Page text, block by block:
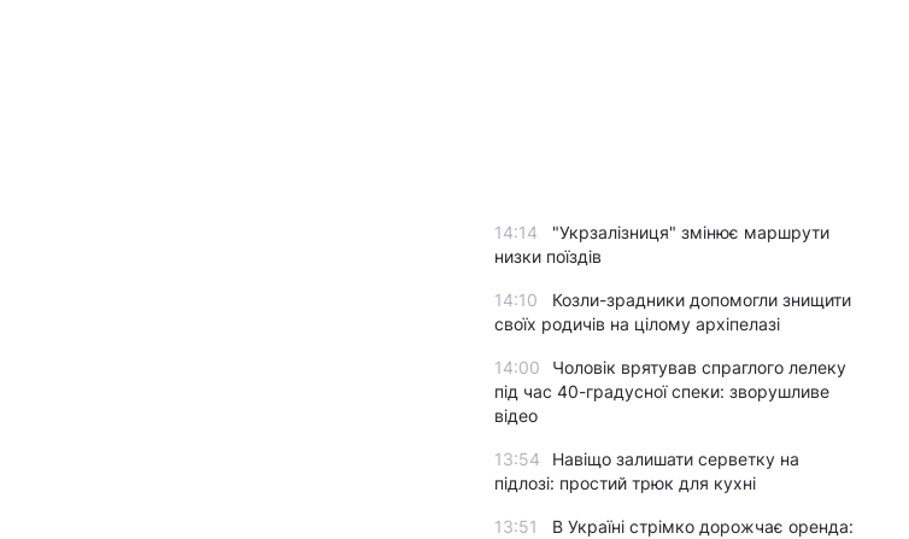
14:14
"Укрзалізниця" змінює маршрути
низки поїздів
14:10
Козли-зрадники допомогли знищити
своїх родичів на цілому архіпелазі
14:00
Чоловік врятував спраглого лелеку
під час 40-градусної спеки: зворушливе
відео
13:54
Навіщо залишати серветку на
підлозі: простий трюк для кухні
13:51
В Україні стрімко дорожчає оренда: